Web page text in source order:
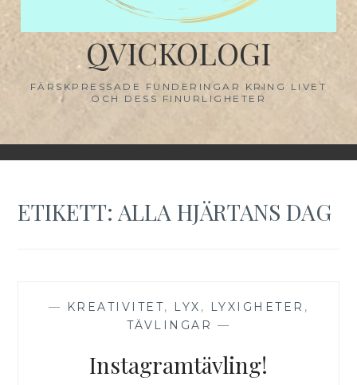
QVICKOLOGI
FÄRSKPRESSADE FUNDERINGAR KRING LIVET
OCH DESS FINURLIGHETER
ETIKETT: ALLA HJÄRTANS DAG
— KREATIVITET, LYX , LYXIGHETER ,
TÄVLINGAR —
Instagramtävling!